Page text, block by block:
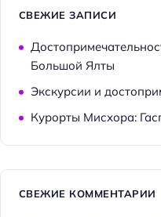
Доступность входа на
Доступность
Достижения
Хорошее место
Главное
СВЕЖИЕ ЗАПИСИ
Большой Ялты
Экскурсии и
Курорты Мисхора:
СВЕЖИЕ КОММЕНТАРИИ